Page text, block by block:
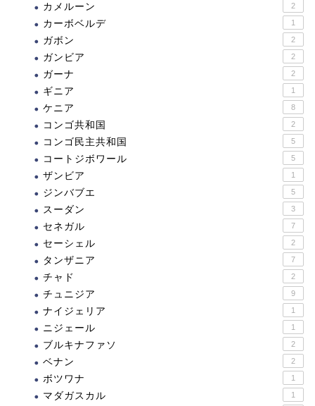
カメルーン 2
カーボベルデ 1
ガボン 2
ガンビア 2
ガーナ 2
ギニア 1
ケニア 8
コンゴ共和国 2
コンゴ民主共和国 5
コートジボワール 5
ザンビア 1
ジンバブエ 5
スーダン 3
セネガル 7
セーシェル 2
タンザニア 7
チャド 2
チュニジア 9
ナイジェリア 1
ニジェール 1
ブルキナファソ 2
ベナン 2
ボツワナ 1
マダガスカル 1